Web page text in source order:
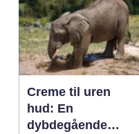
Creme til uren
hud: En
dybdegående